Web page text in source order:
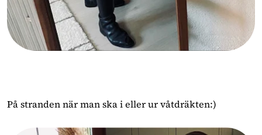
På stranden när man ska i eller ur våtdräkten:)